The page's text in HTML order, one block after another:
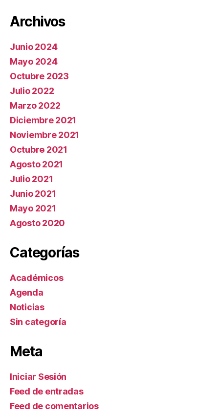
Archivos
Junio 2024
Mayo 2024
Octubre 2023
Julio 2022
Marzo 2022
Diciembre 2021
Noviembre 2021
Octubre 2021
Agosto 2021
Julio 2021
Junio 2021
Mayo 2021
Agosto 2020
Categorías
Académicos
Agenda
Noticias
Sin categoría
Meta
Iniciar Sesión
Feed de entradas
Feed de comentarios